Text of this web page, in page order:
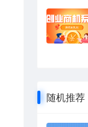
随机推荐